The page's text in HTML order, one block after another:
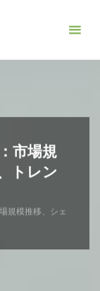
市場規
トレン
規模推移、シェ